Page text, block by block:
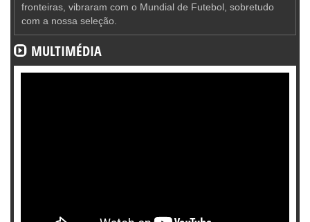
fronteiras, vibraram com o Mundial de Futebol, sobretudo
com a nossa seleção.
MULTIMÉDIA